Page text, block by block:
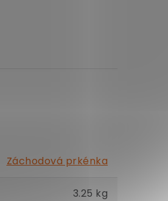
Záchodová prkénka
3.25 kg